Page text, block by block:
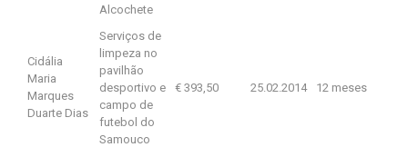
Alcochete
Cidália
Maria
Marques
Duarte Dias
Serviços de
limpeza no
pavilhão
desportivo e
campo de
futebol do
Samouco
€ 393,50 25.02.2014 12 meses